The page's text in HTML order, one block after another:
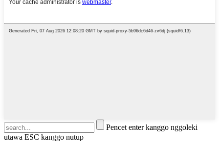
Pencet enter kanggo nggoleki
utawa ESC kanggo nutup